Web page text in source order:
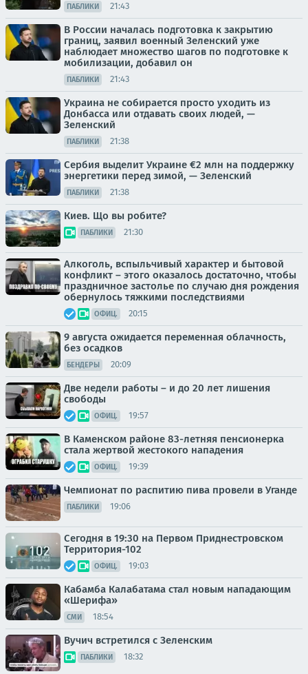
ПАБЛИКИ 21:43
В России началась подготовка к закрытию
границ, заявил военный Зеленский уже
наблюдает множество шагов по подготовке к
мобилизации, добавил он
ПАБЛИКИ 21:43
Украина не собирается просто уходить из
Донбасса или отдавать своих людей, —
Зеленский
ПАБЛИКИ 21:38
Сербия выделит Украине €2 млн на поддержку
энергетики перед зимой, — Зеленский
ПАБЛИКИ 21:38
Киев. Що вы робите?
ПАБЛИКИ 21:30
Алкоголь, вспыльчивый характер и бытовой
конфликт – этого оказалось достаточно, чтобы
праздничное застолье по случаю дня рождения
обернулось тяжкими последствиями
ОФИЦ. 20:15
9 августа ожидается переменная облачность,
без осадков
БЕНДЕРЫ 20:09
Две недели работы – и до 20 лет лишения
свободы
ОФИЦ. 19:57
В Каменском районе 83-летняя пенсионерка
стала жертвой жестокого нападения
ОФИЦ. 19:39
Чемпионат по распитию пива провели в Уганде
ПАБЛИКИ 19:06
Сегодня в 19:30 на Первом Приднестровском
Территория-102
ОФИЦ. 19:03
Кабамба Калабатама стал новым нападающим
«Шерифа»
СМИ 18:54
Вучич встретился с Зеленским
ПАБЛИКИ 18:32